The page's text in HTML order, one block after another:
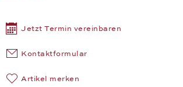
Jetzt Termin vereinbaren
Kontaktformular
Artikel merken